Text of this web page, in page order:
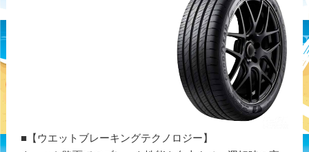
■【ウエットブレーキングテクノロジー】